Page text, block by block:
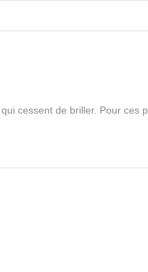
cessent de briller. Pour